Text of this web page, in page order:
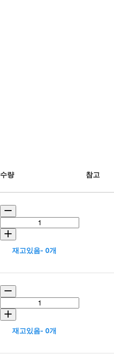
수량 참고
재고있음- 0개
재고있음- 0개